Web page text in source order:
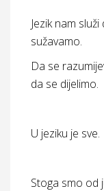
Jezik nam
sužavamo.
Da se
da se dijelimo.
U jeziku je sve.
Stoga smo od